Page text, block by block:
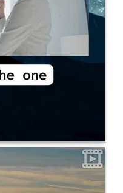
a las personas a unir los
nuevos sentidos. Happy
Teachers’ Day!
#inglesonline